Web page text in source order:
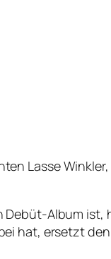
Lasse
Album
hat, ersetzt